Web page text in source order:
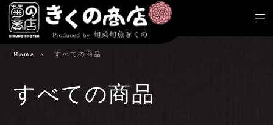
Home すべての商品
すべての商品